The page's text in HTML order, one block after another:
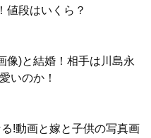
値段はいくら？
像)と結婚！相手は川島永
いのか！
!動画と嫁と子供の写真画